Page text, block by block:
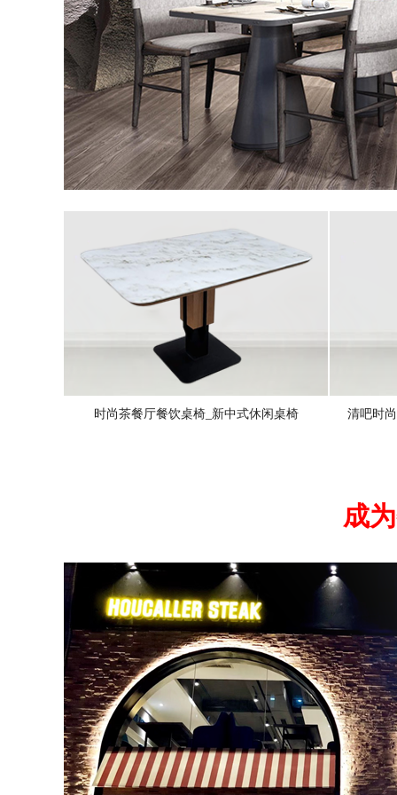
时尚茶餐厅餐饮桌椅_新中式休闲桌椅 清吧时
成